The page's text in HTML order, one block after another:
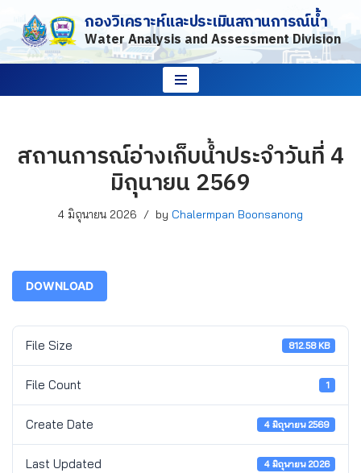
Skip
to
กองวิเคราะห์และประเมินสถานการณ์น้ำ
Water Analysis and Assessment Division
สถานการณ์อ่างเก็บน้ำประจำวันที่ 4
มิถุนายน 2569
4 มิถุนายน 2026 by Chalermpan Boonsanong
DOWNLOAD
File Size 812.58 KB
File Count 1
Create Date 4 มิถุนายน 2569
Last Updated 4 มิถุนายน 2026